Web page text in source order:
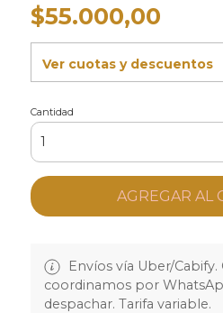
$55.000,00
Ver cuotas y descuentos
Cantidad
AGREGAR AL
Envíos vía Uber/
coordinamos por
despachar. Tarifa variable.